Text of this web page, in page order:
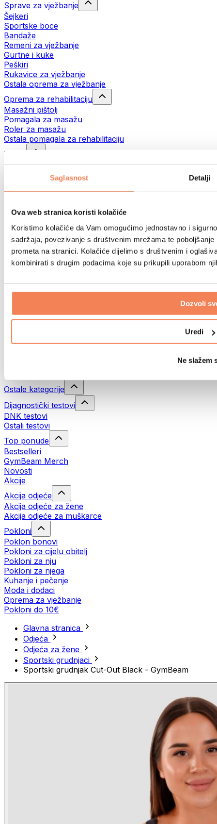
Saglasnost Detalji
Ova web stranica koristi kolačiće
Koristimo kolačiće da Vam omogućimo jednostavno i
sadržaja, povezivanje s društvenim mrežama te
prometa na stranici. Kolačiće dijelimo s društvenim i
kombinirati s drugim podacima koje su prikupili uporabom
Dozvoli
Uredi
Ne slažem
Sprave za vježbanje
Šejkeri
Sportske boce
Bandaže
Remeni za vježbanje
Gurtne i kuke
Peškiri
Rukavice za vježbanje
Ostala oprema za vježbanje
Oprema za rehabilitaciju
Masažni pištolj
Pomagala za masažu
Roler za masažu
Ostala pomagala za rehabilitaciju
Torbe
Torbe za hranu
Sportske torbe
Trčanje
Biciklizam
Joga i pilates
Kupanje hladnom vodom
Plivanje
Planinarenje
Biohacking
Terapija crvenim svjetlom
Eko kućanstvo
Ostale kategorije
Dijagnostički testovi
DNK testovi
Ostali testovi
Top ponude
Bestselleri
GymBeam Merch
Novosti
Akcije
Akcija odjeće
Akcija odjeće za žene
Akcija odjeće za muškarce
Pokloni
Poklon bonovi
Pokloni za cijelu obitelj
Pokloni za nju
Pokloni za njega
Kuhanje i pečenje
Moda i dodaci
Oprema za vježbanje
Pokloni do 10€
Glavna stranica
Odjeća
Odjeća za žene
Sportski grudnjaci
Sportski grudnjak Cut-Out Black - GymBeam